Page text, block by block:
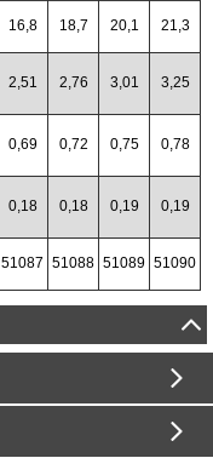
16,8 18,7 20,1 21,3
2,51 2,76 3,01 3,25
0,69 0,72 0,75 0,78
0,18 0,18 0,19 0,19
51087 51088 51089 51090